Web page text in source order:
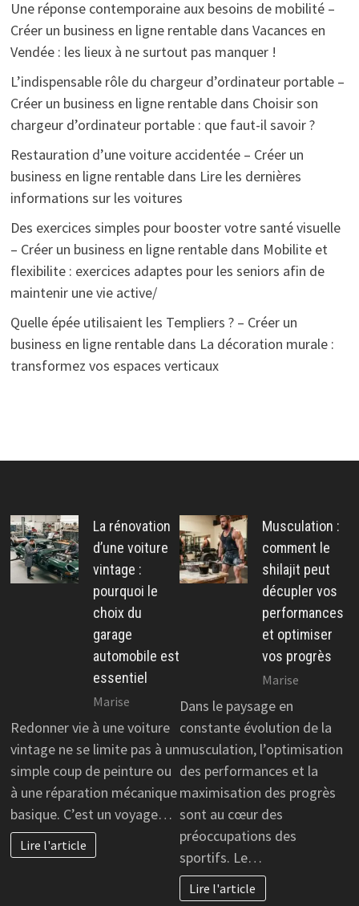
Une réponse contemporaine aux besoins de mobilité –
Créer un business en ligne rentabledans Vacances en
Vendée : les lieux à ne surtout pas manquer !
L’indispensable rôle du chargeur d’ordinateur portable –
Créer un business en ligne rentabledans Choisir son
chargeur d’ordinateur portable : que faut-il savoir ?
Restauration d’une voiture accidentée – Créer un
business en ligne rentabledans Lire les dernières
informations sur les voitures
Des exercices simples pour booster votre santé visuelle
– Créer un business en ligne rentabledans Mobilite et
flexibilite : exercices adaptes pour les seniors afin de
maintenir une vie active/
Quelle épée utilisaient les Templiers ? – Créer un
business en ligne rentabledans La décoration murale :
transformez vos espaces verticaux
La rénovation
d’une voiture
vintage :
pourquoi le
choix du
garage
automobile est
essentiel
Marise
Redonner vie à une voiture
vintage ne se limite pas à un
simple coup de peinture ou
à une réparation mécanique
basique. C’est un voyage…
Lire l'article
Musculation :
comment le
shilajit peut
décupler vos
performances
et optimiser
vos progrès
Marise
Dans le paysage en
constante évolution de la
musculation, l’optimisation
des performances et la
maximisation des progrès
sont au cœur des
préoccupations des
sportifs. Le…
Lire l'article